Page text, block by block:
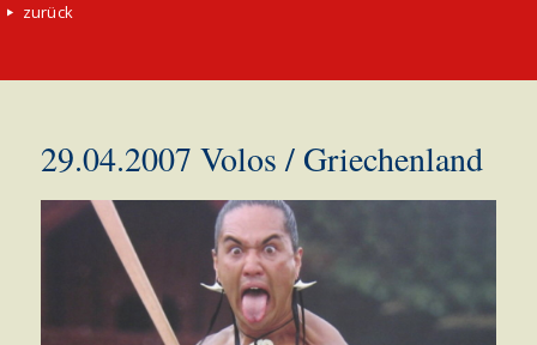
zurück
29.04.2007 Volos / Griechenland